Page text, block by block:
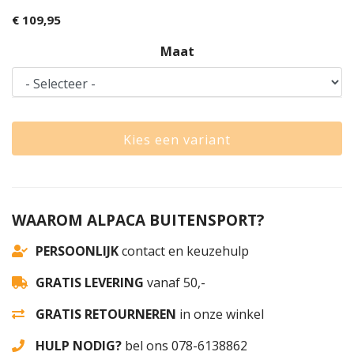
€ 109,95
Maat
Kies een variant
WAAROM ALPACA BUITENSPORT?
PERSOONLIJKcontact en keuzehulp
GRATIS LEVERING vanaf 50,-
GRATIS RETOURNEREN in onze winkel
HULP NODIG? bel ons 078-6138862